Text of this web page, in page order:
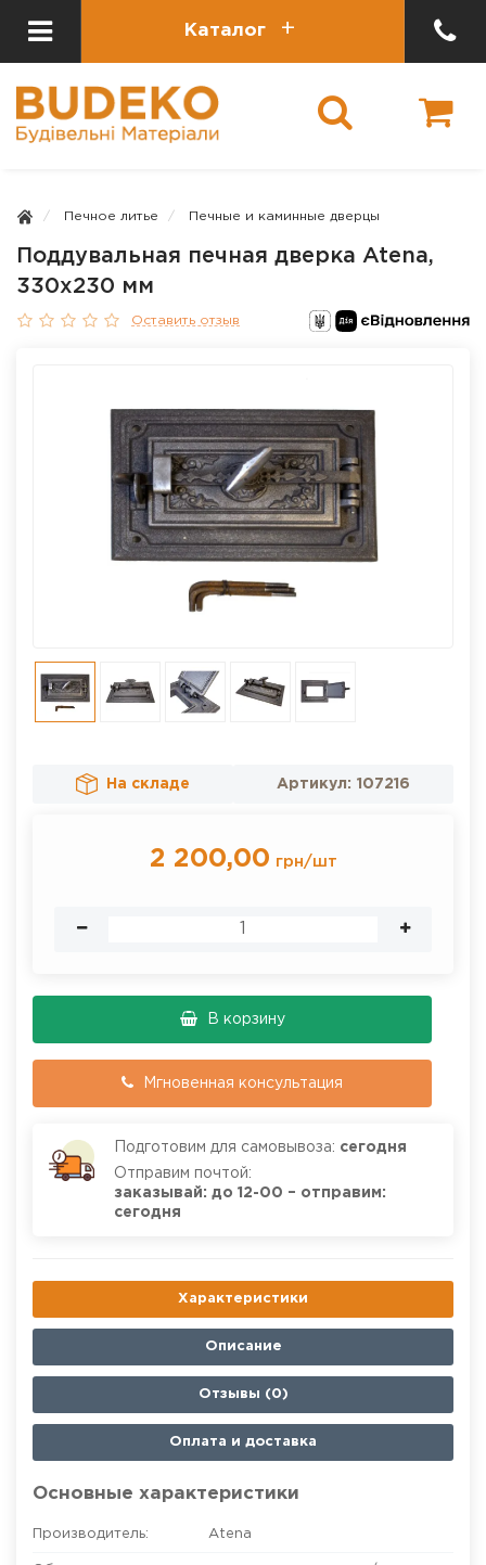
Каталог
Печное литье Печные и каминные дверцы
Поддувальная печная дверка Atena,
330х230 мм
Оставить отзыв
На складе Артикул: 107216
2 200,00 грн/шт
В корзину
Мгновенная консультация
Подготовим для самовывоза: сегодня
Отправим почтой:
заказывай: до 12-00 – отправим:
сегодня
Характеристики
Описание
Отзывы (0)
Оплата и доставка
Основные характеристики
Производитель: Atena